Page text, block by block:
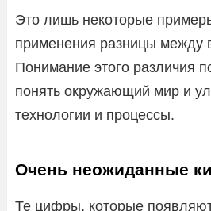
Это лишь некоторые
применения разницы между
Понимание этого различия
понять окружающий мир и
технологии и процессы.
Очень неожиданные
Те цифры, которые